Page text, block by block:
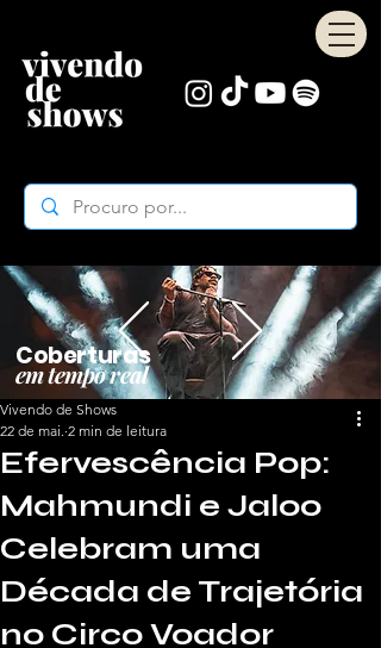
Coberturas
em tempo real
Efervescência Pop:
Mahmundi e Jaloo
Celebram uma
Década de Trajetória
no Circo Voador
Vivendo de Shows
22 de mai. 2 min de leitura